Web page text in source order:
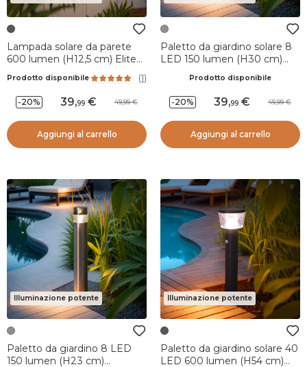
Lampada solare da parete
600 lumen (H12,5 cm) Elite
Prodotto disponibile (1)
-20% 39,99 49,99
Aggiungi al carrello
Paletto da giardino solare 8
LED 150 lumen (H30 cm)
Prodotto disponibile
-20% 39,99 49,99
Aggiungi al carrello
Illuminazione potente
Paletto da giardino 8 LED
150 lumen (H23 cm)
Illuminazione potente
Paletto da giardino solare 40
LED 600 lumen (H54 cm)